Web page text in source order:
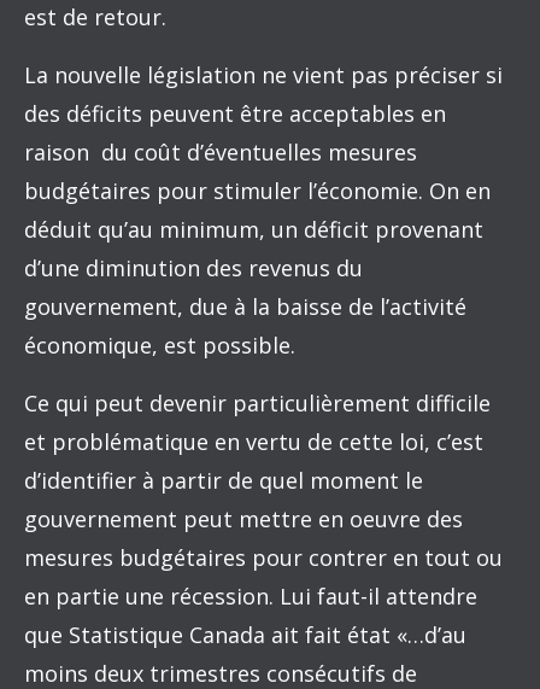
est de retour.
La nouvelle législation ne vient pas préciser si
des déficits peuvent être acceptables en
raison du coût d’éventuelles mesures
budgétaires pour stimuler l’économie. On en
déduit qu’au minimum, un déficit provenant
d’une diminution des revenus du
gouvernement, due à la baisse de l’activité
économique, est possible.
Ce qui peut devenir particulièrement difficile
et problématique en vertu de cette loi, c’est
d’identifier à partir de quel moment le
gouvernement peut mettre en oeuvre des
mesures budgétaires pour contrer en tout ou
en partie une récession. Lui faut-il attendre
que Statistique Canada ait fait état «…d’au
moins deux trimestres consécutifs de